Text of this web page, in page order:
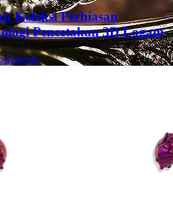
Koleksi Perhiasan
Pencetakan 3D Logam